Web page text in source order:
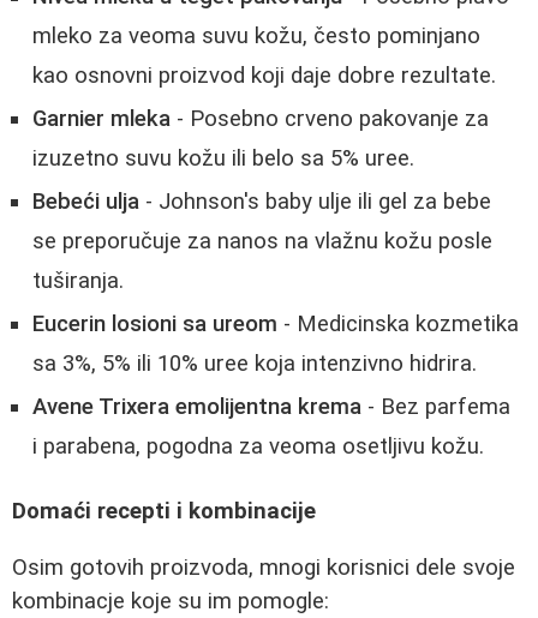
mleko za veoma suvu kožu, često pominjano
kao osnovni proizvod koji daje dobre rezultate.
Garnier mleka - Posebno crveno pakovanje za
izuzetno suvu kožu ili belo sa 5% uree.
Bebeći ulja - Johnson's baby ulje ili gel za bebe
se preporučuje za nanos na vlažnu kožu posle
tuširanja.
Eucerin losioni sa ureom - Medicinska kozmetika
sa 3%, 5% ili 10% uree koja intenzivno hidrira.
Avene Trixera emolijentna krema - Bez parfema
i parabena, pogodna za veoma osetljivu kožu.
Domaći recepti i kombinacije
Osim gotovih proizvoda, mnogi korisnici dele svoje
kombinacje koje su im pomogle: